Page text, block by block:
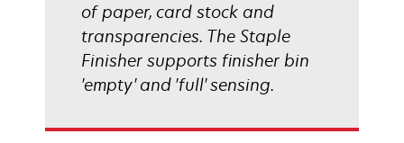
of paper, card stock and
transparencies. The Staple
Finisher supports finisher bin
'empty' and 'full' sensing.